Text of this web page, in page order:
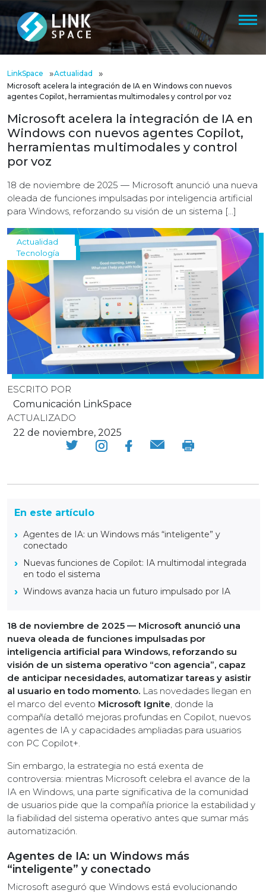
LinkSpace »Actualidad »
Microsoft acelera la integración de IA en Windows con nuevos
agentes Copilot, herramientas multimodales y control por voz
Microsoft acelera la integración de IA en
Windows con nuevos agentes Copilot,
herramientas multimodales y control
por voz
18 de noviembre de 2025 — Microsoft anunció una nueva
oleada de funciones impulsadas por inteligencia artificial
para Windows, reforzando su visión de un sistema […]
Actualidad
Tecnología
ESCRITO POR
Comunicación LinkSpace
ACTUALIZADO
22 de noviembre, 2025
En este artículo
Agentes de IA: un Windows más “inteligente” y
conectado
Nuevas funciones de Copilot: IA multimodal integrada
en todo el sistema
Windows avanza hacia un futuro impulsado por IA
18 de noviembre de 2025 — Microsoft anunció una
nueva oleada de funciones impulsadas por
inteligencia artificial para Windows, reforzando su
visión de un sistema operativo “con agencia”, capaz
de anticipar necesidades, automatizar tareas y asistir
al usuario en todo momento. Las novedades llegan en
el marco del evento Microsoft Ignite, donde la
compañía detalló mejoras profundas en Copilot, nuevos
agentes de IA y capacidades ampliadas para usuarios
con PC Copilot+.
Sin embargo, la estrategia no está exenta de
controversia: mientras Microsoft celebra el avance de la
IA en Windows, una parte significativa de la comunidad
de usuarios pide que la compañía priorice la estabilidad y
la fiabilidad del sistema operativo antes que sumar más
automatización.
Agentes de IA: un Windows más
“inteligente” y conectado
Microsoft aseguró que Windows está evolucionando